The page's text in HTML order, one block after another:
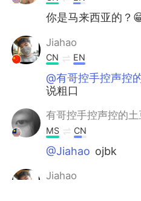
你是马来西亚的？
Jiahao
CN EN
@有哥控手控声控
说粗口
有哥控手控声控的土
MS CN
@Jiahao ojbk
Jiahao